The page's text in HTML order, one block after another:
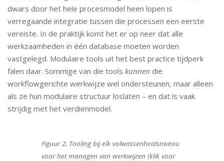
dwars door het hele procesmodel heen lopen is
verregaande integratie tussen die processen een eerste
vereiste. In de praktijk komt het er op neer dat alle
werkzaamheden in één database moeten worden
vastgelegd. Modulaire tools uit het best practice tijdperk
falen daar. Sommige van die tools kunnen die
workflowgerichte werkwijze wel ondersteunen, maar alleen
als ze hun modulaire structuur loslaten – en dat is vaak
strijdig met het verdienmodel.
Figuur 2. Tooling bij elk volwassenheidsniveau
voor het managen van werkwijzen (klik voor